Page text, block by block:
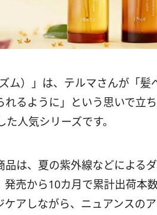
ム）」は、テルマさんが「
れるように」という思いで立
人気シリーズです。
品は、夏の紫外線などによる
発売から10カ月で累計出荷本
ケアしながら、ニュアンスの